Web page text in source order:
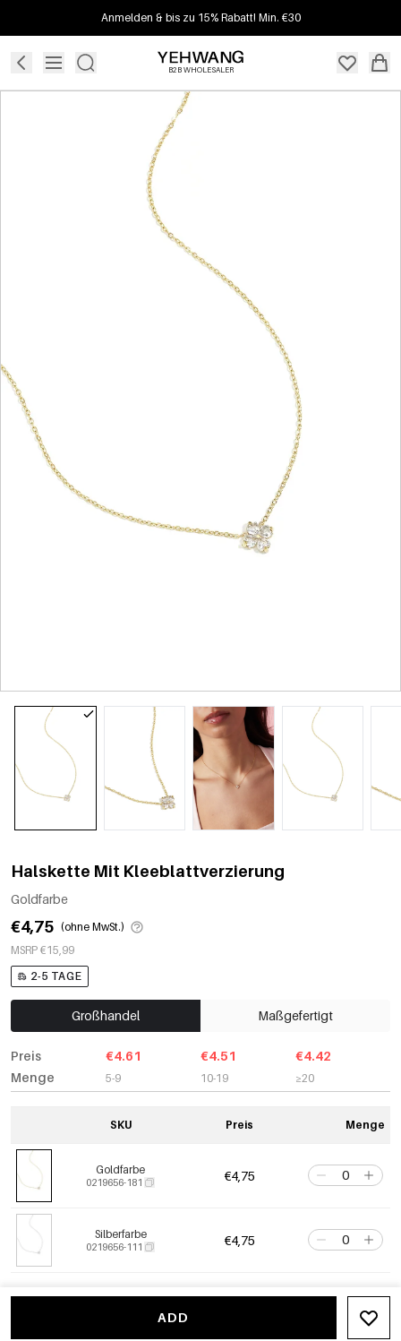
Anmelden & bis zu 15% Rabatt! Min. €30
B2B WHOLESALER
Halskette Mit Kleeblattverzierung
Goldfarbe
€4,75 (ohne MwSt.)
MSRP €15,99
2-5 TAGE
Großhandel Maßgefertigt
Preis
Menge
€4.61
5-9
€4.51
10-19
€4.42
≥20
SKU Preis Menge
Goldfarbe
0219656-181 €4,75
Silberfarbe
0219656-111 €4,75
ADD